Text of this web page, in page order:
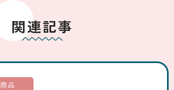
関連記事
商品